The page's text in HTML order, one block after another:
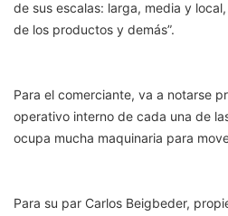
de sus escalas: larga, media y
de los productos y demás”.
Para el comerciante, va a notarse
operativo interno de cada una de
ocupa mucha maquinaria para
Para su par Carlos Beigbeder,